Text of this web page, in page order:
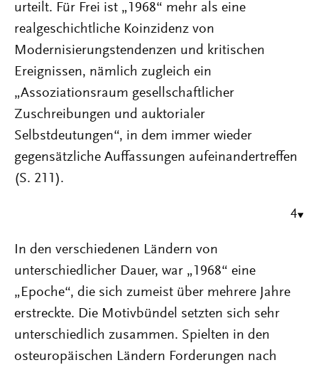
urteilt. Für Frei ist „1968“ mehr als eine
realgeschichtliche Koinzidenz von
Modernisierungstendenzen und kritischen
Ereignissen, nämlich zugleich ein
„Assoziationsraum gesellschaftlicher
Zuschreibungen und auktorialer
Selbstdeutungen“, in dem immer wieder
gegensätzliche Auffassungen aufeinandertreffen
(S. 211).
4
In den verschiedenen Ländern von
unterschiedlicher Dauer, war „1968“ eine
„Epoche“, die sich zumeist über mehrere Jahre
erstreckte. Die Motivbündel setzten sich sehr
unterschiedlich zusammen. Spielten in den
osteuropäischen Ländern Forderungen nach